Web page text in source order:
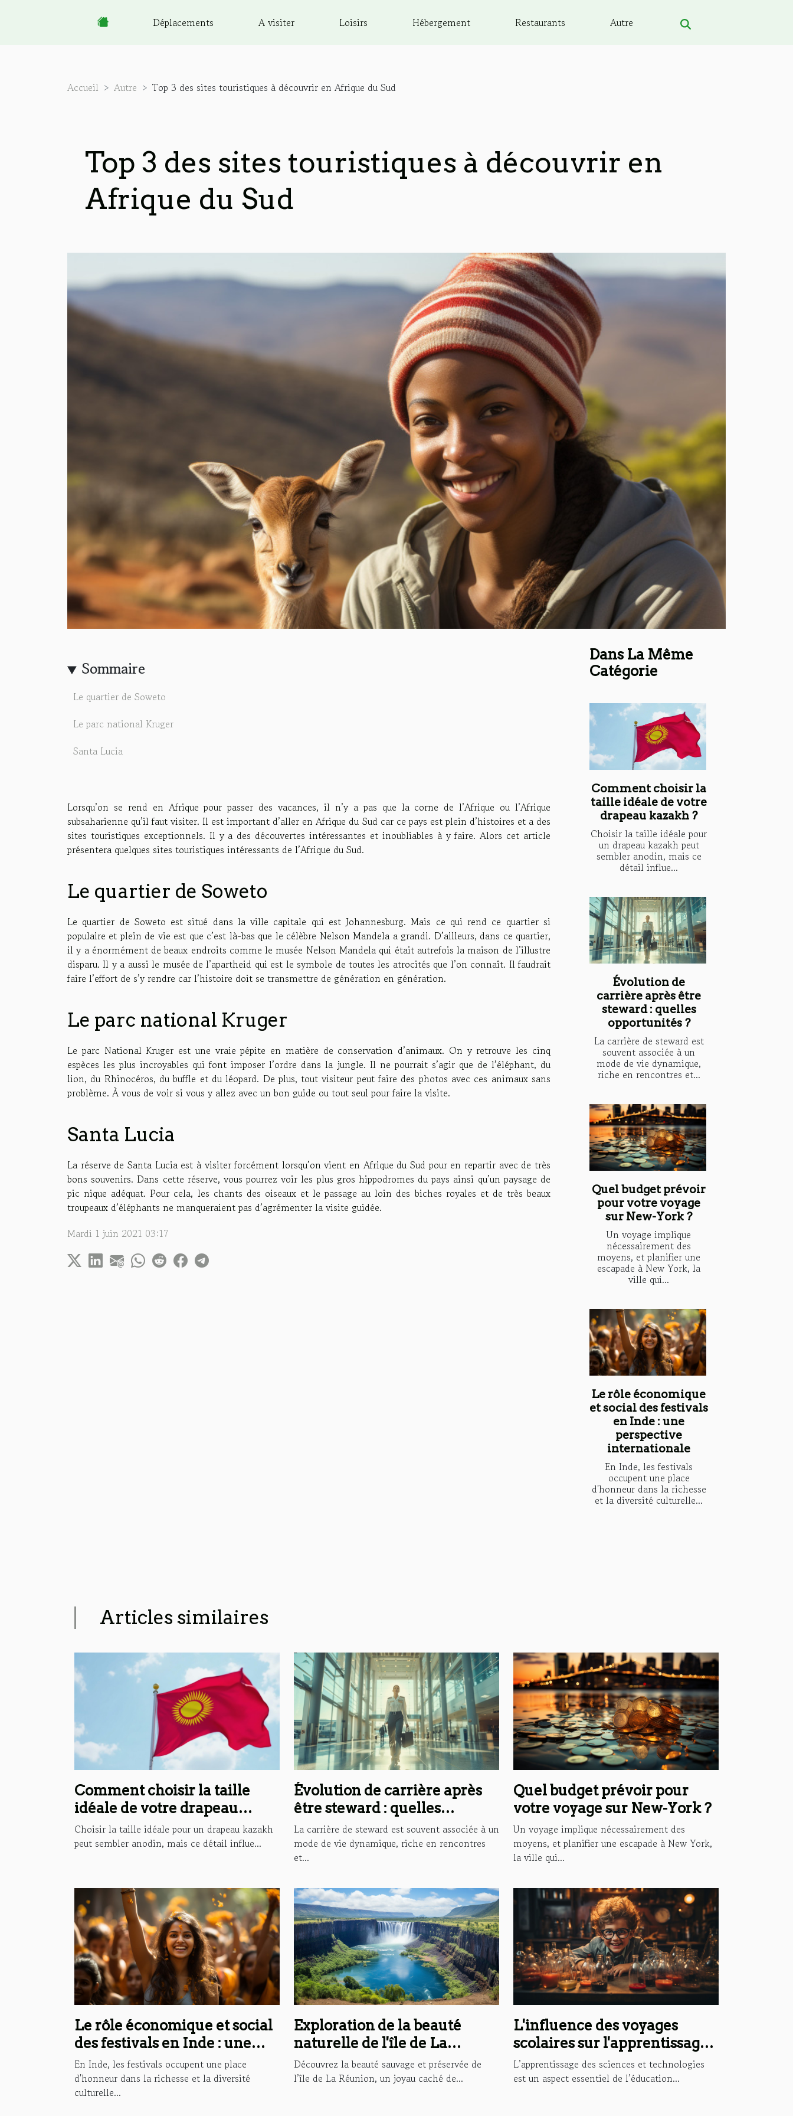
Déplacements A visiter Loisirs Hébergement Restaurants Autre
Accueil Autre Top 3 des sites touristiques à découvrir en Afrique du Sud
Top 3 des sites touristiques à découvrir en
Afrique du Sud
Sommaire
Le quartier de Soweto
Le parc national Kruger
Santa Lucia
Lorsqu’on se rend en Afrique pour passer des vacances, il n’y a pas que la corne de l’Afrique ou l’Afrique
subsaharienne qu’il faut visiter. Il est important d’aller en Afrique du Sud car ce pays est plein d’histoires et a des
sites touristiques exceptionnels. Il y a des découvertes intéressantes et inoubliables à y faire. Alors cet article
présentera quelques sites touristiques intéressants de l’Afrique du Sud.
Le quartier de Soweto
Le quartier de Soweto est situé dans la ville capitale qui est Johannesburg. Mais ce qui rend ce quartier si
populaire et plein de vie est que c’est là-bas que le célèbre Nelson Mandela a grandi. D’ailleurs, dans ce quartier,
il y a énormément de beaux endroits comme le musée Nelson Mandela qui était autrefois la maison de l’illustre
disparu. Il y a aussi le musée de l’apartheid qui est le symbole de toutes les atrocités que l’on connaît. Il faudrait
faire l’effort de s’y rendre car l’histoire doit se transmettre de génération en génération.
Le parc national Kruger
Le parc National Kruger est une vraie pépite en matière de conservation d’animaux. On y retrouve les cinq
espèces les plus incroyables qui font imposer l’ordre dans la jungle. Il ne pourrait s’agir que de l’éléphant, du
lion, du Rhinocéros, du buffle et du léopard. De plus, tout visiteur peut faire des photos avec ces animaux sans
problème. À vous de voir si vous y allez avec un bon guide ou tout seul pour faire la visite.
Santa Lucia
La réserve de Santa Lucia est à visiter forcément lorsqu’on vient en Afrique du Sud pour en repartir avec de très
bons souvenirs. Dans cette réserve, vous pourrez voir les plus gros hippodromes du pays ainsi qu’un paysage de
pic nique adéquat. Pour cela, les chants des oiseaux et le passage au loin des biches royales et de très beaux
troupeaux d’éléphants ne manqueraient pas d’agrémenter la visite guidée.
Mardi 1 juin 2021 03:17
Dans La Même
Catégorie
Comment choisir la
taille idéale de votre
drapeau kazakh ?
Choisir la taille idéale pour
un drapeau kazakh peut
sembler anodin, mais ce
détail influe...
Évolution de
carrière après être
steward : quelles
opportunités ?
La carrière de steward est
souvent associée à un
mode de vie dynamique,
riche en rencontres et...
Quel budget prévoir
pour votre voyage
sur New-York ?
Un voyage implique
nécessairement des
moyens, et planifier une
escapade à New York, la
ville qui...
Le rôle économique
et social des festivals
en Inde : une
perspective
internationale
En Inde, les festivals
occupent une place
d'honneur dans la richesse
et la diversité culturelle...
Articles similaires
Comment choisir la taille
idéale de votre drapeau
kazakh ?
Choisir la taille idéale pour un drapeau kazakh
peut sembler anodin, mais ce détail influe...
Évolution de carrière après
être steward : quelles
opportunités ?
La carrière de steward est souvent associée à un
mode de vie dynamique, riche en rencontres
et...
Quel budget prévoir pour
votre voyage sur New-York ?
Un voyage implique nécessairement des
moyens, et planifier une escapade à New York,
la ville qui...
Le rôle économique et social
des festivals en Inde : une
perspective internationale
En Inde, les festivals occupent une place
d'honneur dans la richesse et la diversité
culturelle...
Exploration de la beauté
naturelle de l'île de La
Réunion: le focus sur la
cascade Langevin ou de
Découvrez la beauté sauvage et préservée de
l’île de La Réunion, un joyau caché de...
L'influence des voyages
scolaires sur l'apprentissage
des sciences et technologies
L’apprentissage des sciences et technologies
est un aspect essentiel de l’éducation...